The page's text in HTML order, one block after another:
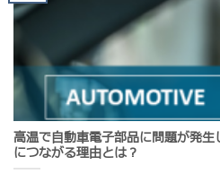
高温で自動車電子部品に問題が発
につながる理由とは？